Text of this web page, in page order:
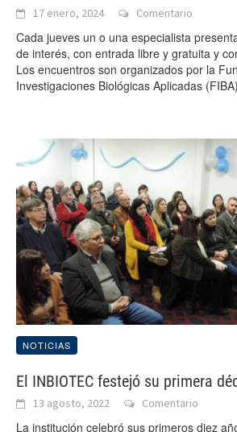
17 enero, 2024 Comentario
Cada jueves un o una especialista
de interés, con entrada libre y gratuita y
Los encuentros son organizados por la
Investigaciones Biológicas Aplicadas
NOTICIAS
El INBIOTEC festejó su primera
13 agosto, 2022 Comentario
La institución celebró sus primeros diez